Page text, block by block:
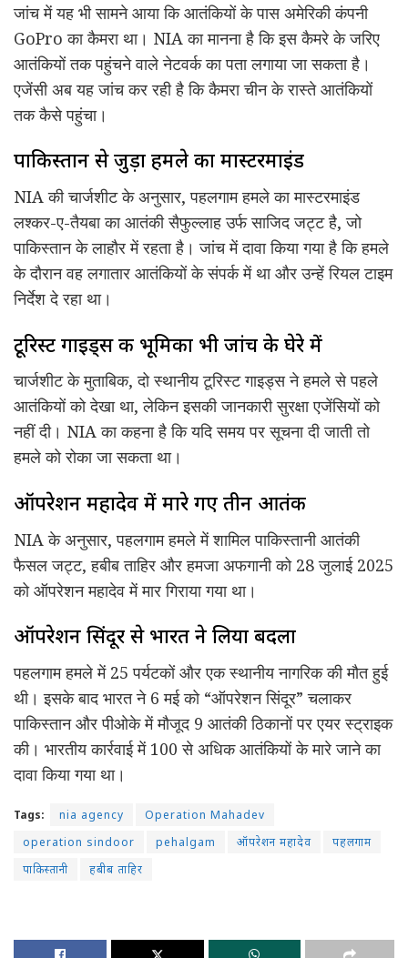
जांच में यह भी सामने आया कि आतंकियों के पास अमेरिकी कंपनी
GoPro का कैमरा था। NIA का मानना है कि इस कैमरे के जरिए
आतंकियों तक पहुंचने वाले नेटवर्क का पता लगाया जा सकता है।
एजेंसी अब यह जांच कर रही है कि कैमरा चीन के रास्ते आतंकियों
तक कैसे पहुंचा।
पाकिस्तान से जुड़ा हमले का मास्टरमाइंड
NIA की चार्जशीट के अनुसार, पहलगाम हमले का मास्टरमाइंड
लश्कर-ए-तैयबा का आतंकी सैफुल्लाह उर्फ साजिद जट्ट है, जो
पाकिस्तान के लाहौर में रहता है। जांच में दावा किया गया है कि हमले
के दौरान वह लगातार आतंकियों के संपर्क में था और उन्हें रियल टाइम
निर्देश दे रहा था।
टूरिस्ट गाइड्स की भूमिका भी जांच के घेरे में
चार्जशीट के मुताबिक, दो स्थानीय टूरिस्ट गाइड्स ने हमले से पहले
आतंकियों को देखा था, लेकिन इसकी जानकारी सुरक्षा एजेंसियों को
नहीं दी। NIA का कहना है कि यदि समय पर सूचना दी जाती तो
हमले को रोका जा सकता था।
ऑपरेशन महादेव में मारे गए तीन आतंकी
NIA के अनुसार, पहलगाम हमले में शामिल पाकिस्तानी आतंकी
फैसल जट्ट, हबीब ताहिर और हमजा अफगानी को 28 जुलाई 2025
को ऑपरेशन महादेव में मार गिराया गया था।
ऑपरेशन सिंदूर से भारत ने लिया बदला
पहलगाम हमले में 25 पर्यटकों और एक स्थानीय नागरिक की मौत हुई
थी। इसके बाद भारत ने 6 मई को “ऑपरेशन सिंदूर” चलाकर
पाकिस्तान और पीओके में मौजूद 9 आतंकी ठिकानों पर एयर स्ट्राइक
की। भारतीय कार्रवाई में 100 से अधिक आतंकियों के मारे जाने का
दावा किया गया था।
Tags: nia agency
Operation Mahadev
operation sindoor
pehalgam ऑपरेशन महादेव
पहलगाम
पाकिस्तानी
हबीब ताहिर